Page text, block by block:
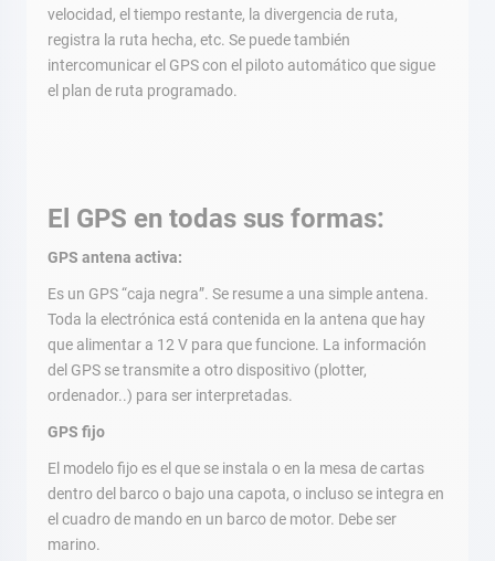
velocidad, el tiempo restante, la divergencia de ruta,
registra la ruta hecha, etc. Se puede también
intercomunicar el GPS con el piloto automático que sigue
el plan de ruta programado.
El GPS en todas sus formas:
GPS antena activa:
Es un GPS “caja negra”. Se resume a una simple antena.
Toda la electrónica está contenida en la antena que hay
que alimentar a 12 V para que funcione. La información
del GPS se transmite a otro dispositivo (plotter,
ordenador..) para ser interpretadas.
GPS fijo
El modelo fijo es el que se instala o en la mesa de cartas
dentro del barco o bajo una capota, o incluso se integra en
el cuadro de mando en un barco de motor. Debe ser
marino.